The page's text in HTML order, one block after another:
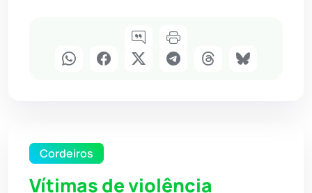
Cordeiros
Vítimas de violência